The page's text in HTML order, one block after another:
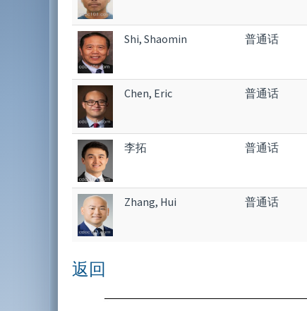
Shi, Shaomin 普通话
Chen, Eric 普通话
李拓 普通话
Zhang, Hui 普通话
返回